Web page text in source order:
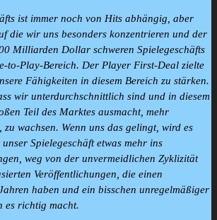
ist immer noch von Hits abhängig, aber
die wir uns besonders konzentrieren und der
Milliarden Dollar schweren Spielegeschäfts
to-Play-Bereich. Der Player First-Deal zielte
Fähigkeiten in diesem Bereich zu stärken.
wir unterdurchschnittlich sind und in diesem
Teil des Marktes ausmacht, mehr
wachsen. Wenn uns das gelingt, wird es
Spielegeschäft etwas mehr ins
weg von der unvermeidlichen Zyklizität
Veröffentlichungen, die einen
haben und ein bisschen unregelmäßiger
es richtig macht.